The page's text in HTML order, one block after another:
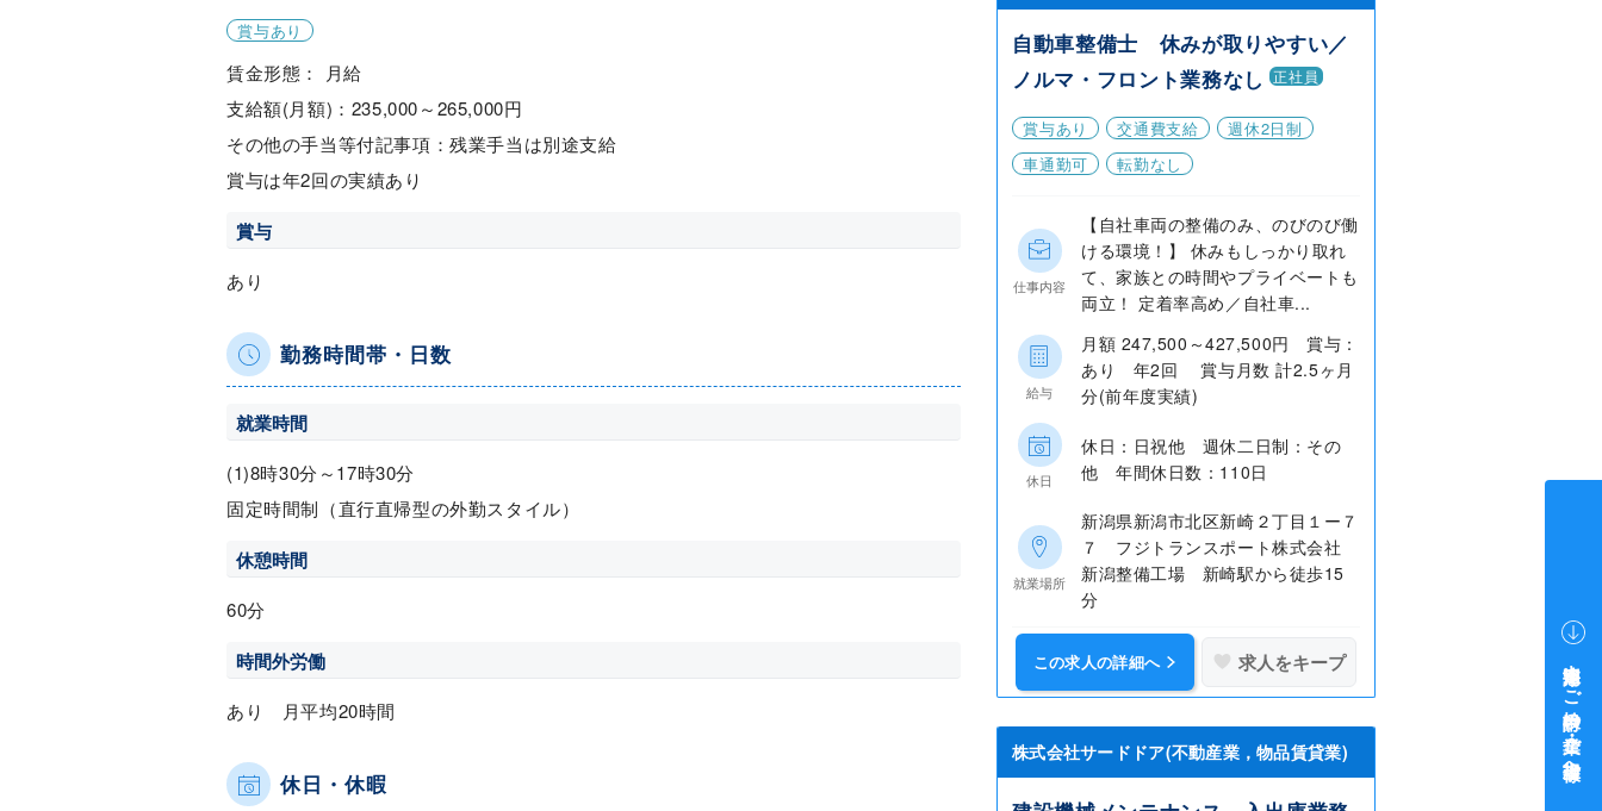
賞与あり
賃金形態： 月給
支給額(月額)：235,000～265,000円
その他の手当等付記事項：残業手当は別途支給
賞与は年2回の実績あり
賞与
あり
勤務時間帯・日数
就業時間
(1)8時30分～17時30分
固定時間制（直行直帰型の外勤スタイル）
休憩時間
60分
時間外労働
あり 月平均20時間
休日・休暇
自動車整備士 休みが取りやすい／
ノルマ・フロント業務なし 正社員
賞与あり 交通費支給
週休2日制
車通勤可
転勤なし
仕事内容
【自社車両の整備のみ、のびのび働
ける環境！】 休みもしっかり取れ
て、家族との時間やプライベートも
両立！ 定着率高め／自社車...
給与
月額 247,500～427,500円 賞与：
あり 年2回 賞与月数 計2.5ヶ月
分(前年度実績)
休日
休日：日祝他 週休二日制：その
他 年間休日数：110日
就業場所
新潟県新潟市北区新崎２丁目１ー７
７ フジトランスポート株式会社
新潟整備工場 新崎駅から徒歩15
分
この求人の詳細へ 求人をキープ
株式会社サードドア(不動産業，物品賃貸業) 中途採用をご検討中の企業・ご担当者様へ